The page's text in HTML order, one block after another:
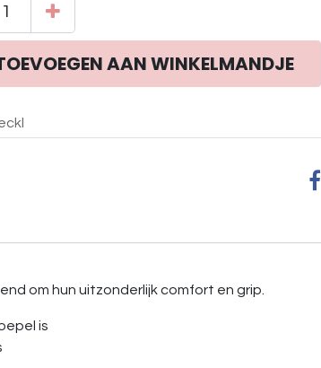
AAN WINKELMANDJE
om hun uitzonderlijk comfort en grip.
is